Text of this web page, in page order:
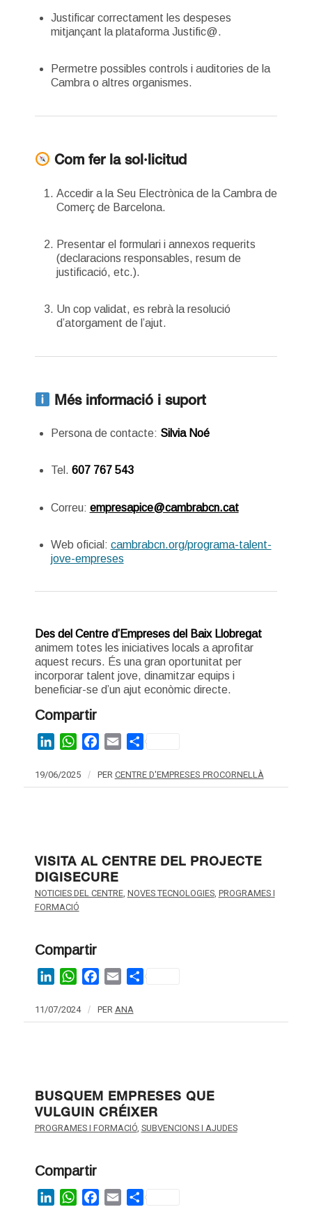
Justificar correctament les despeses
mitjançant la plataforma Justific@.
Permetre possibles controls i auditories de la
Cambra o altres organismes.
Com fer la sol·licitud
Accedir a la Seu Electrònica de la Cambra de
Comerç de Barcelona.
Presentar el formulari i annexos requerits
(declaracions responsables, resum de
justificació, etc.).
Un cop validat, es rebrà la resolució
d’atorgament de l’ajut.
Més informació i suport
Persona de contacte: Silvia Noé
Tel. 607 767 543
Correu: empresapice@cambrabcn.cat
Web oficial: cambrabcn.org/programa-talent-
jove-empreses
Des del Centre d’Empreses del Baix Llobregat
animem totes les iniciatives locals a aprofitar
aquest recurs. És una gran oportunitat per
incorporar talent jove, dinamitzar equips i
beneficiar-se d’un ajut econòmic directe.
Compartir
LinkedInWhatsAppFacebook
EmailShare
19/06/2025 / PER CENTRE D'EMPRESES PROCORNELLÀ
VISITA AL CENTRE DEL PROJECTE
DIGISECURE
NOTICIES DEL CENTRE, NOVES TECNOLOGIES, PROGRAMES I
FORMACIÓ
Compartir
LinkedInWhatsAppFacebook
EmailShare
11/07/2024 / PER ANA
BUSQUEM EMPRESES QUE
VULGUIN CRÉIXER
PROGRAMES I FORMACIÓ, SUBVENCIONS I AJUDES
Compartir
LinkedInWhatsAppFacebook
EmailShare